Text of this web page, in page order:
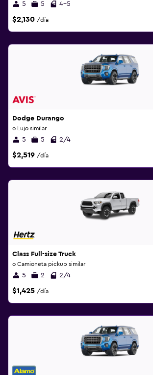
5 5 4-5
$2,130 /día
Dodge Durango
o Lujo similar
5 5 2/4
$2,519 /día
Class Full-size Truck
o Camioneta pickup similar
5 2 2/4
$1,425 /día